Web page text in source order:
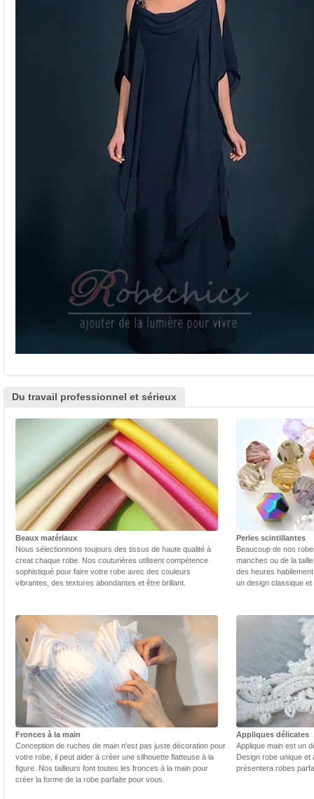
Du travail professionnel et sérieux
Beaux matériaux
Nous sélectionnons toujours des tissus de haute qualité à
creat chaque robe. Nos couturières utilisent compétence
sophistiqué pour faire votre robe avec des couleurs
vibrantes, des textures abondantes et être brillant.
Perles scintillantes
Beaucoup de nos
manches ou de la
des heures
un design classique
Fronces à la main
Conception de ruches de main n'est pas juste décoration pour
votre robe, il peut aider à créer une silhouette flatteuse à la
figure. Nos tailleurs font toutes les fronces à la main pour
créer la forme de la robe parfaite pour vous.
Appliques délicates
Applique main est un
Design robe unique et
présentera robes